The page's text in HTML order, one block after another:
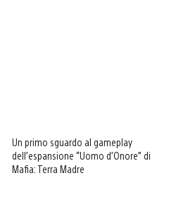
Un primo sguardo al gameplay
dell’espansione “Uomo d’Onore” di
Mafia: Terra Madre